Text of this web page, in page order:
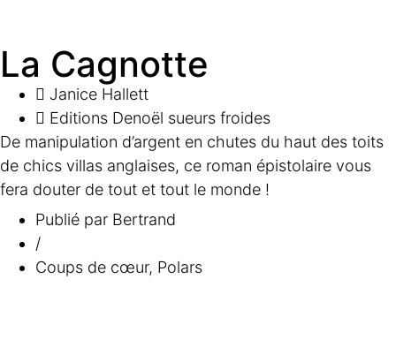
La Cagnotte
Janice Hallett
Editions Denoël sueurs froides
De manipulation d’argent en chutes du haut des toits
de chics villas anglaises, ce roman épistolaire vous
fera douter de tout et tout le monde !
Publié par Bertrand
/
Coups de cœur, Polars